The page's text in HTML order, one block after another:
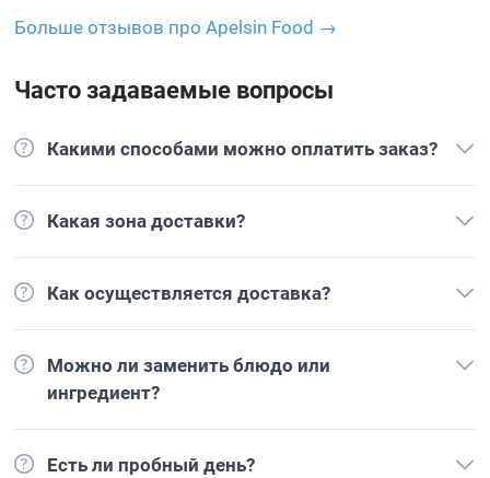
Больше отзывов про Apelsin Food →
Часто задаваемые вопросы
Какими способами можно оплатить заказ?
Какая зона доставки?
Как осуществляется доставка?
Можно ли заменить блюдо или
ингредиент?
Есть ли пробный день?